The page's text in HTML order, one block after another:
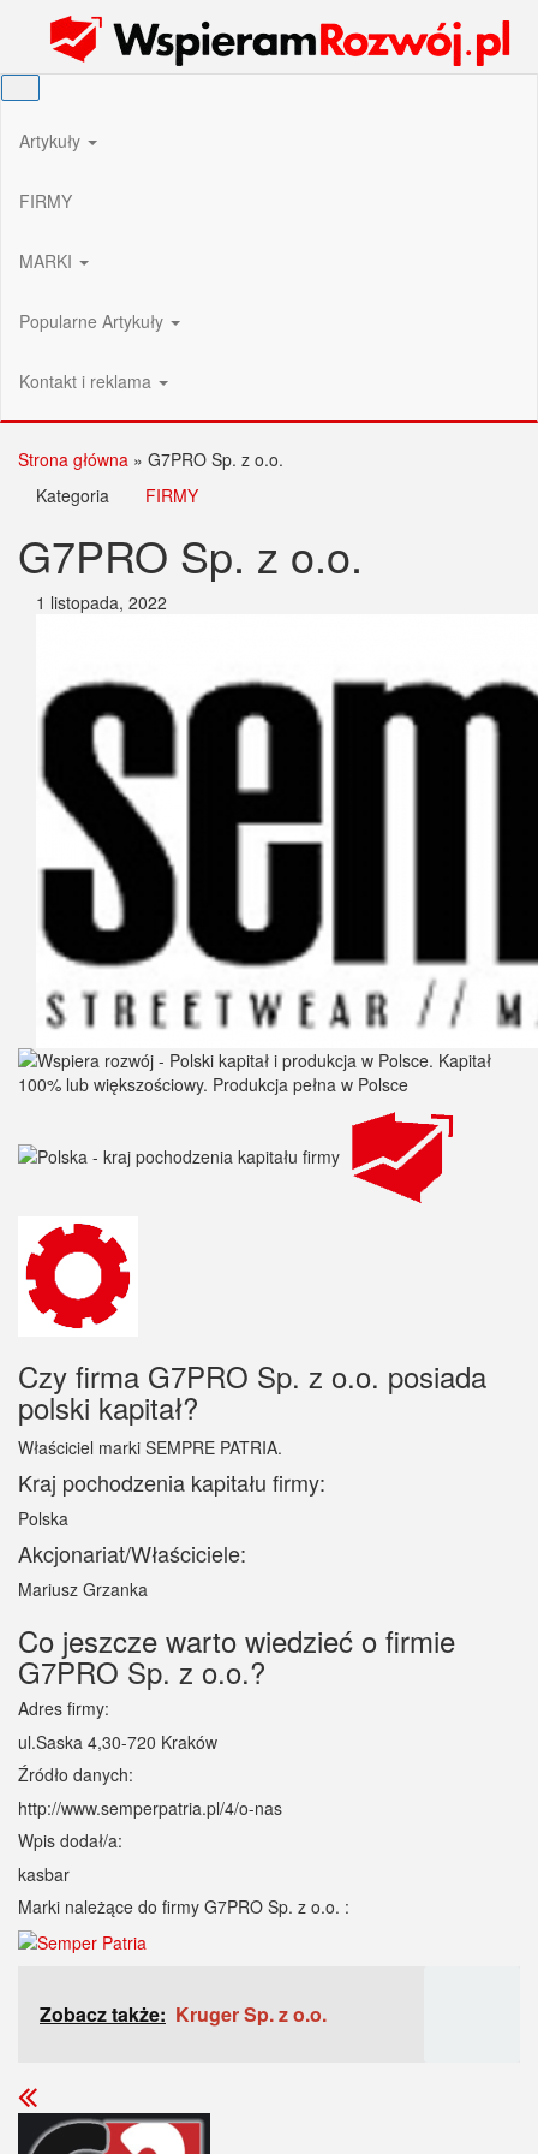
Wspieram Rozwój PL
Artykuły
FIRMY
MARKI
Popularne Artykuły
Kontakt i reklama
Strona główna » G7PRO Sp. z o.o.
Kategoria
FIRMY
G7PRO Sp. z o.o.
1 listopada, 2022
Czy firma G7PRO Sp. z o.o. posiada
polski kapitał?
Właściciel marki SEMPRE PATRIA.
Kraj pochodzenia kapitału firmy:
Polska
Akcjonariat/Właściciele:
Mariusz Grzanka
Co jeszcze warto wiedzieć o firmie
G7PRO Sp. z o.o.?
Adres firmy:
ul.Saska 4,30-720 Kraków
Źródło danych:
http://www.semperpatria.pl/4/o-nas
Wpis dodał/a:
kasbar
Marki należące do firmy G7PRO Sp. z o.o. :
Zobacz także: Kruger Sp. z o.o.